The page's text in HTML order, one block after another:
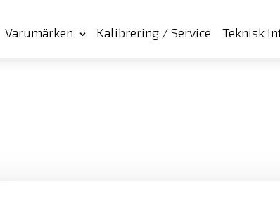
Varumärken Kalibrering / Service Teknisk